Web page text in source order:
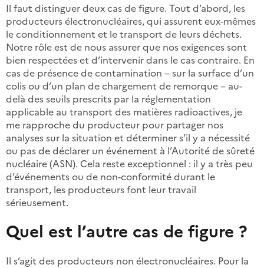
Il faut distinguer deux cas de figure. Tout d’abord, les
producteurs électronucléaires, qui assurent eux-mêmes
le conditionnement et le transport de leurs déchets.
Notre rôle est de nous assurer que nos exigences sont
bien respectées et d’intervenir dans le cas contraire. En
cas de présence de contamination – sur la surface d’un
colis ou d’un plan de chargement de remorque – au-
delà des seuils prescrits par la réglementation
applicable au transport des matières radioactives, je
me rapproche du producteur pour partager nos
analyses sur la situation et déterminer s’il y a nécessité
ou pas de déclarer un événement à l’Autorité de sûreté
nucléaire (ASN). Cela reste exceptionnel : il y a très peu
d’événements ou de non-conformité durant le
transport, les producteurs font leur travail
sérieusement.
Quel est l’autre cas de figure ?
Il s’agit des producteurs non électronucléaires. Pour la